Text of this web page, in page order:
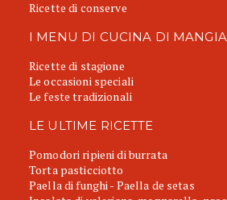
Ricette di conserve
I MENU DI CUCINA DI
Ricette di stagione
Le occasioni speciali
Le feste tradizionali
LE ULTIME RICETTE
Pomodori ripieni di burrata
Torta pasticciotto
Paella di funghi - Paella de setas